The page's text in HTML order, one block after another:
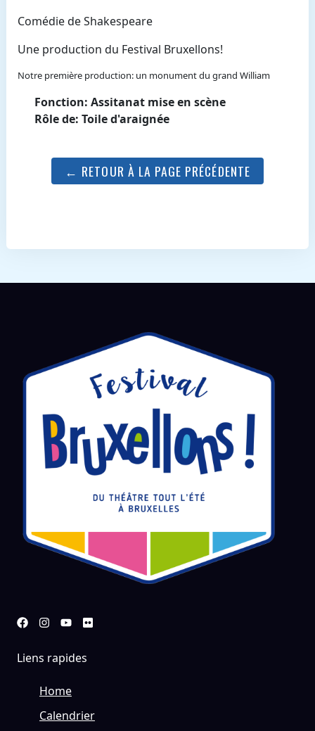
Comédie de Shakespeare
Une production du Festival Bruxellons!
Notre première production: un monument du grand William
Fonction: Assitanat mise en scène
Rôle de: Toile d'araignée
← RETOUR À LA PAGE PRÉCÉDENTE
Liens rapides
Home
Calendrier